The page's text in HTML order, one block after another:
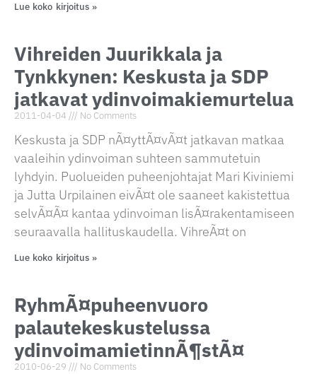
Lue koko kirjoitus »
Vihreiden Juurikkala ja
Tynkkynen: Keskusta ja SDP
jatkavat ydinvoimakiemurtelua
2011-04-04 No Comments
Keskusta ja SDP nÃ¤yttÃ¤vÃ¤t jatkavan matkaa
vaaleihin ydinvoiman suhteen sammutetuin
lyhdyin. Puolueiden puheenjohtajat Mari Kiviniemi
ja Jutta Urpilainen eivÃ¤t ole saaneet kakistettua
selvÃ¤Ã¤ kantaa ydinvoiman lisÃ¤rakentamiseen
seuraavalla hallituskaudella. VihreÃ¤t on
Lue koko kirjoitus »
RyhmÃ¤puheenvuoro
palautekeskustelussa
ydinvoimamietinnÃ¶stÃ¤
2010-06-29 No Comments